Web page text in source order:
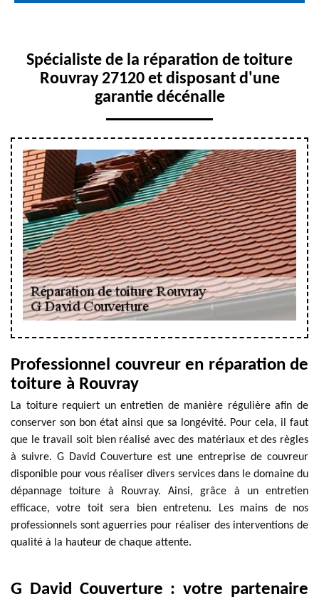
Spécialiste de la réparation de toiture
Rouvray 27120 et disposant d'une
garantie décénalle
Professionnel couvreur en réparation de
toiture à Rouvray
La toiture requiert un entretien de manière régulière afin de
conserver son bon état ainsi que sa longévité. Pour cela, il faut
que le travail soit bien réalisé avec des matériaux et des règles
à suivre. G David Couverture est une entreprise de couvreur
disponible pour vous réaliser divers services dans le domaine du
dépannage toiture à Rouvray. Ainsi, grâce à un entretien
efficace, votre toit sera bien entretenu. Les mains de nos
professionnels sont aguerries pour réaliser des interventions de
qualité à la hauteur de chaque attente.
G David Couverture : votre partenaire